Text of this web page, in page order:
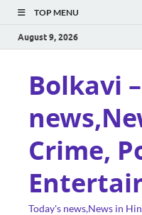
TOP MENU
August 9, 2026
Bolkavi
Crime,
Today's news,News in